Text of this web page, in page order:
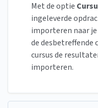
Met de optie
ingeleverde
importeren naar
de desbetreffende
cursus de
importeren.